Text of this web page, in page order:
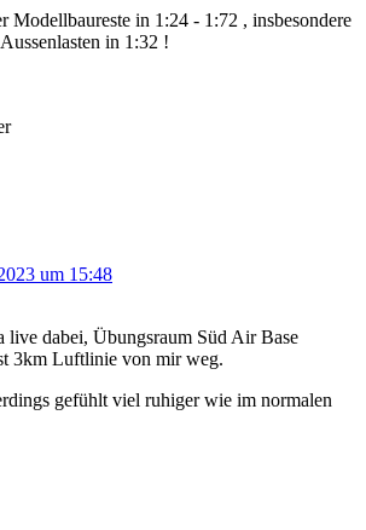
Modellbaureste in 1:24 - 1:72 , insbesondere
in 1:32 !
um 15:48
live dabei, Übungsraum Süd Air Base
3km Luftlinie von mir weg.
gefühlt viel ruhiger wie im normalen